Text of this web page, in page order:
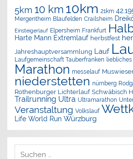
5km 10 km 10km 21km
Mergentheim Blaufelden Crailsheim
Einsteigerlauf Elpersheim Frankfurt
Harte Mann Extremlauf herbstfest
Jahreshauptversammlung Lauf
Laufgemeinschaft Tauberfranken
Marathon messelauf
niederstetten nürnberg
Rothenburger Lichterlauf Schwäbisch
Trailrunning Ultra Ultramarathon
Veranstaltung Volkslauf
Life World Run Würzburg